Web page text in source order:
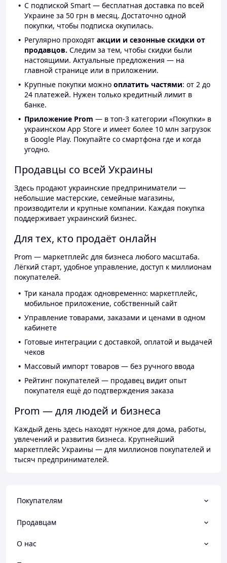
С подпиской Smart — бесплатная доставка по всей
Украине за 50 грн в месяц. Достаточно одной
покупки, чтобы подписка окупилась.
Регулярно проходят акции и сезонные скидки от
продавцов. Следим за тем, чтобы скидки были
настоящими. Актуальные предложения — на
главной странице или в приложении.
Крупные покупки можно оплатить частями: от 2 до
24 платежей. Нужен только кредитный лимит в
банке.
Приложение Prom — в топ-3 категории «Покупки» в
украинском App Store и имеет более 10 млн загрузок
в Google Play. Покупайте со смартфона где и когда
угодно.
Продавцы со всей Украины
Здесь продают украинские предприниматели —
небольшие мастерские, семейные магазины,
производители и крупные компании. Каждая покупка
поддерживает украинский бизнес.
Для тех, кто продаёт онлайн
Prom — маркетплейс для бизнеса любого масштаба.
Лёгкий старт, удобное управление, доступ к миллионам
покупателей.
Три канала продаж одновременно: маркетплейс,
мобильное приложение, собственный сайт
Управление товарами, заказами и ценами в одном
кабинете
Готовые интеграции с доставкой, оплатой и выдачей
чеков
Массовый импорт товаров — без ручного ввода
Рейтинг покупателей — продавец видит опыт
покупателя ещё до подтверждения заказа
Prom — для людей и бизнеса
Каждый день здесь находят нужное для дома, работы,
увлечений и развития бизнеса. Крупнейший
маркетплейс Украины — для миллионов покупателей и
тысяч предпринимателей.
Покупателям
Продавцам
О нас